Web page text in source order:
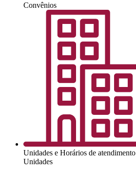
Convênios
Unidades e Horários de atendimento
Unidades